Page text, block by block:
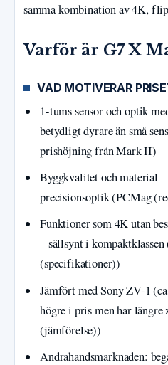
samma kombination av 4K,
Varför är G7 X
VAD MOTIVERAR
1-tums sensor och optik
betydligt dyrare än små
prishöjning från Mark II)
Byggkvalitet och material
precisionsoptik (PCMag
Funktioner som 4K utan
– sällsynt i
(specifikationer))
Jämfört med Sony ZV-1
högre i pris men har
(jämförelse))
Andrahandsmarknaden: